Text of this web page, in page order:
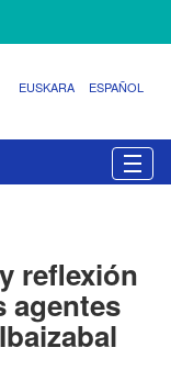
EUSKARA ESPAÑOL
reflexión
agentes